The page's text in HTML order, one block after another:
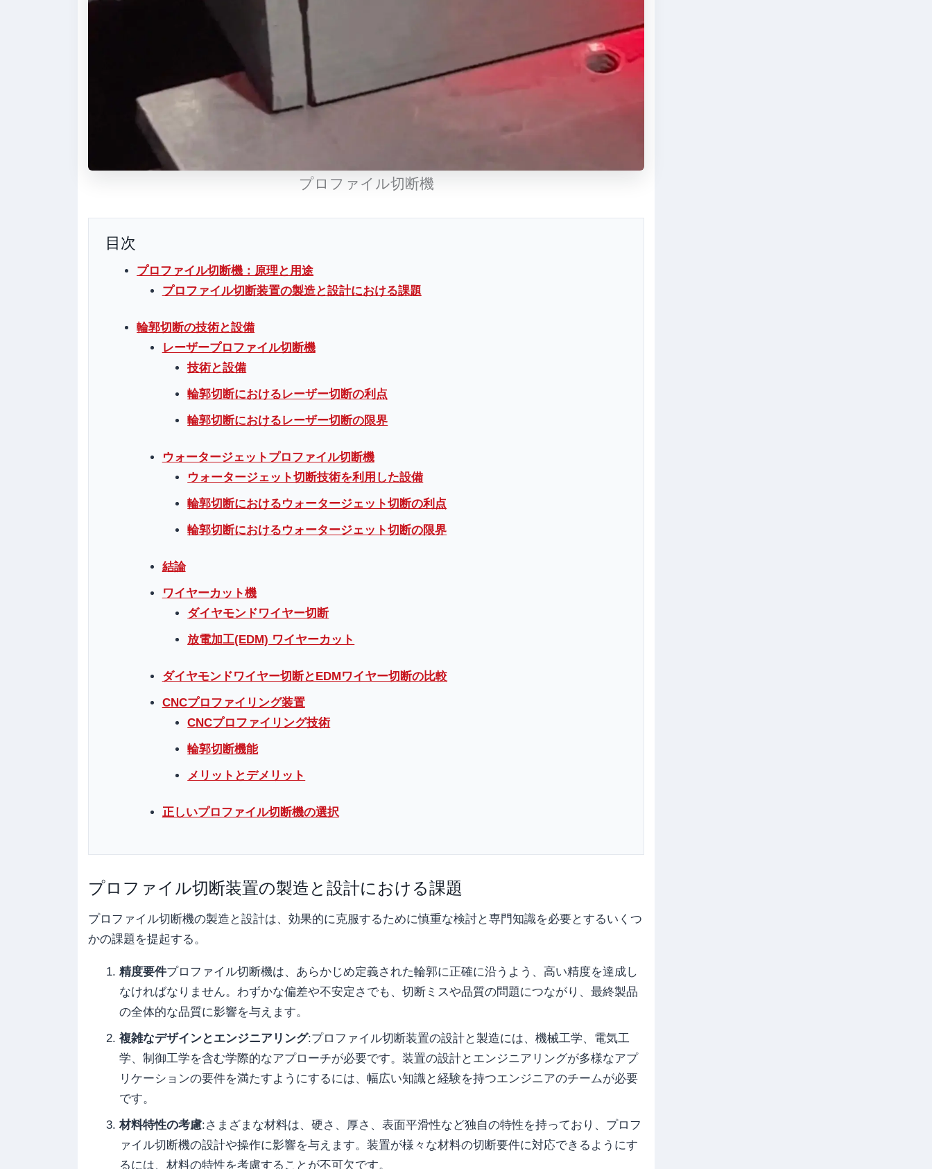
プロファイル切断機
目次
プロファイル切断機：原理と用途
プロファイル切断装置の製造と設計における課題
輪郭切断の技術と設備
レーザープロファイル切断機
技術と設備
輪郭切断におけるレーザー切断の利点
輪郭切断におけるレーザー切断の限界
ウォータージェットプロファイル切断機
ウォータージェット切断技術を利用した設備
輪郭切断におけるウォータージェット切断の利点
輪郭切断におけるウォータージェット切断の限界
結論
ワイヤーカット機
ダイヤモンドワイヤー切断
放電加工(EDM) ワイヤーカット
ダイヤモンドワイヤー切断とEDMワイヤー切断の比較
CNCプロファイリング装置
CNCプロファイリング技術
輪郭切断機能
メリットとデメリット
正しいプロファイル切断機の選択
プロファイル切断装置の製造と設計における課題
プロファイル切断機の製造と設計は、効果的に克服するために慎重な検討と専門知識を必要とするいくつ
かの課題を提起する。
精度要件プロファイル切断機は、あらかじめ定義された輪郭に正確に沿うよう、高い精度を達成し
なければなりません。わずかな偏差や不安定さでも、切断ミスや品質の問題につながり、最終製品
の全体的な品質に影響を与えます。
複雑なデザインとエンジニアリング:プロファイル切断装置の設計と製造には、機械工学、電気工
学、制御工学を含む学際的なアプローチが必要です。装置の設計とエンジニアリングが多様なアプ
リケーションの要件を満たすようにするには、幅広い知識と経験を持つエンジニアのチームが必要
です。
材料特性の考慮:さまざまな材料は、硬さ、厚さ、表面平滑性など独自の特性を持っており、プロフ
ァイル切断機の設計や操作に影響を与えます。装置が様々な材料の切断要件に対応できるようにす
るには、材料の特性を考慮することが不可欠です。